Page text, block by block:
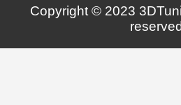
Copyright © 2023
reserved